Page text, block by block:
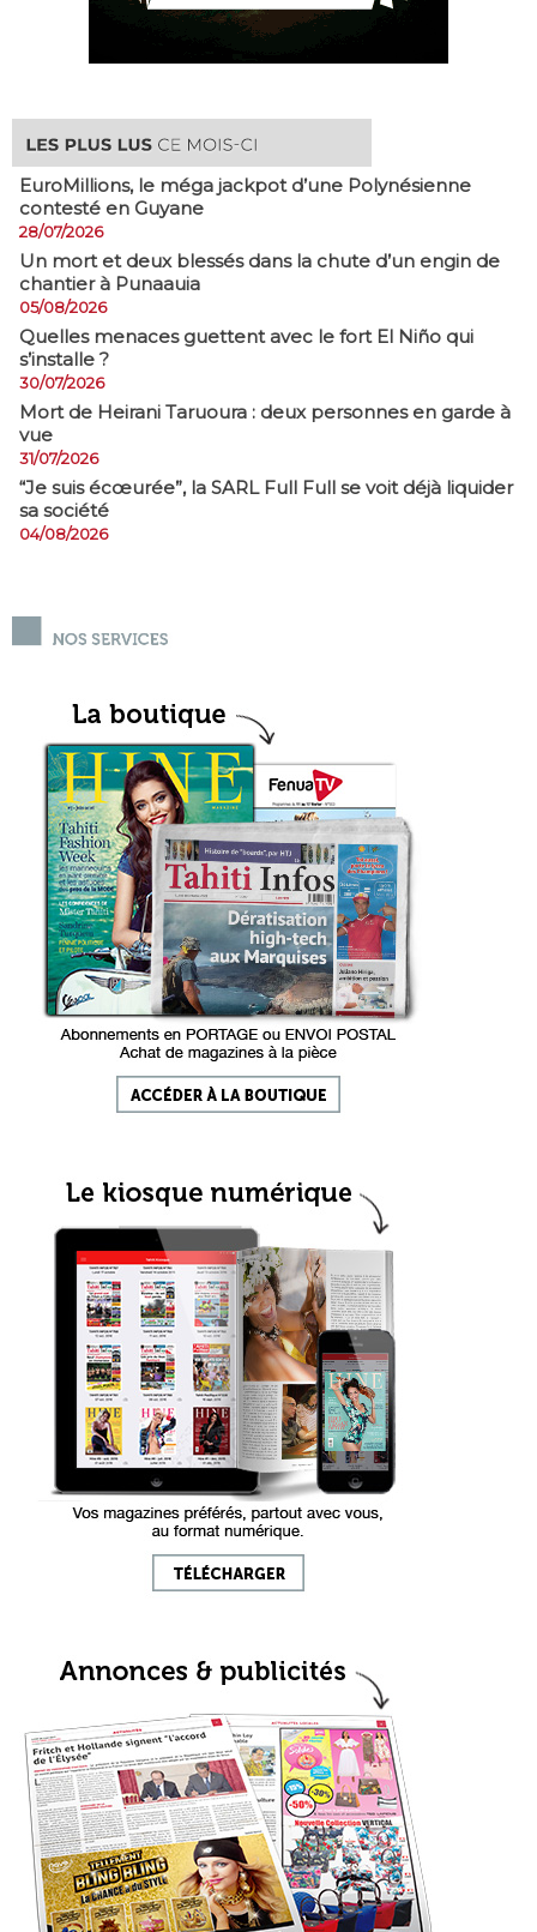
EuroMillions, ​le méga jackpot d’une Polynésienne
contesté en Guyane
28/07/2026
​Un mort et deux blessés dans la chute d’un engin de
chantier à Punaauia
05/08/2026
Quelles menaces guettent avec le fort El Niño qui
s’installe ?
30/07/2026
Mort de Heirani Taruoura : deux personnes en garde à
vue
31/07/2026
​“Je suis écœurée”, la SARL Full Full se voit déjà liquider
sa société
04/08/2026